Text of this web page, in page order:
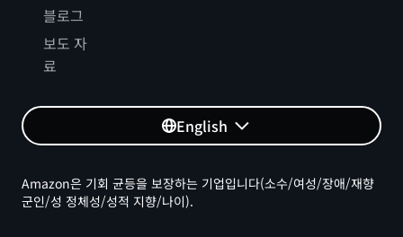
블로그
보도 자
료
English
Amazon은 기회 균등을 보장하는 기업입니다(소수/여성/장애/재향
군인/성 정체성/성적 지향/나이).